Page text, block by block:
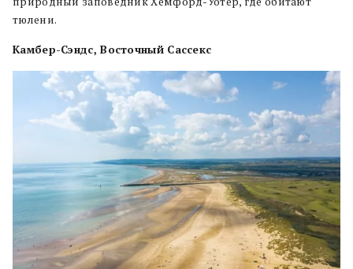
тюлени.
Камбер-Сэндс, Восточный Сассекс